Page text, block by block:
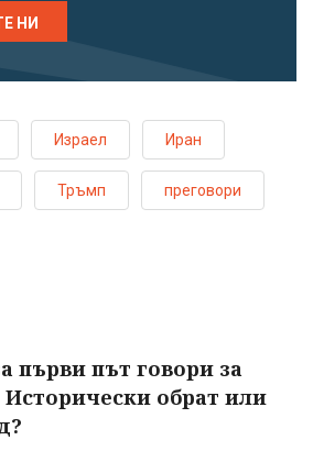
НИ
Израел Иран
Тръмп преговори
първи път говори за
обрат или